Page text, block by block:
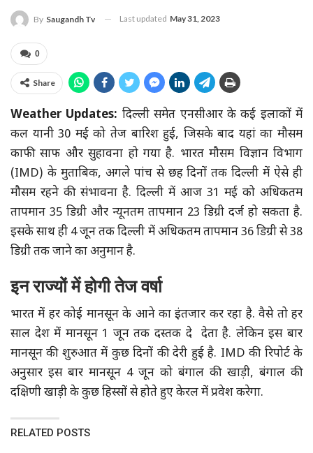
By Saugandh Tv Last updated May 31, 2023
0
Share
Weather Updates: दिल्ली समेत एनसीआर के कई इलाकों में
कल यानी 30 मई को तेज बारिश हुई, जिसके बाद यहां का मौसम
काफी साफ और सुहावना हो गया है. भारत मौसम विज्ञान विभाग
(IMD) के मुताबिक, अगले पांच से छह दिनों तक दिल्ली में ऐसे ही
मौसम रहने की संभावना है. दिल्ली में आज 31 मई को अधिकतम
तापमान 35 डिग्री और न्यूनतम तापमान 23 डिग्री दर्ज हो सकता है.
इसके साथ ही 4 जून तक दिल्ली में अधिकतम तापमान 36 डिग्री से 38
डिग्री तक जाने का अनुमान है.
इन राज्यों में होगी तेज वर्षा
भारत में हर कोई मानसून के आने का इंतजार कर रहा है. वैसे तो हर
साल देश में मानसून 1 जून तक दस्तक दे देता है. लेकिन इस बार
मानसून की शुरुआत में कुछ दिनों की देरी हुई है. IMD की रिपोर्ट के
अनुसार इस बार मानसून 4 जून को बंगाल की खाड़ी, बंगाल की
दक्षिणी खाड़ी के कुछ हिस्सों से होते हुए केरल में प्रवेश करेगा.
RELATED POSTS